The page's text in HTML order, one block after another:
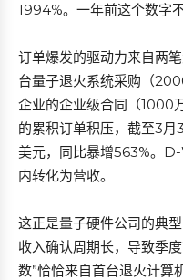
1994%。一年前这个数字
订单爆发的驱动力来自两
台量子退火系统采购（
企业的企业级合同（1000
的累积订单积压，截至3
美元，同比暴增563%。
内转化为营收。
这正是量子硬件公司的典
收入确认周期长，导致季
数”恰恰来自首台退火计算